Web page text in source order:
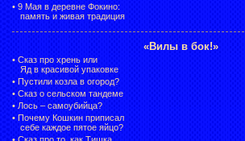
• 9 Мая в деревне Фокино:
память и живая традиция
«Вилы в бок!»
• Сказ про хрень или
Яд в красивой упаковке
• Пустили козла в огород?
• Сказ о сельском тандеме
• Лось – самоубийца?
• Почему Кошкин приписал
себе каждое пятое яйцо?